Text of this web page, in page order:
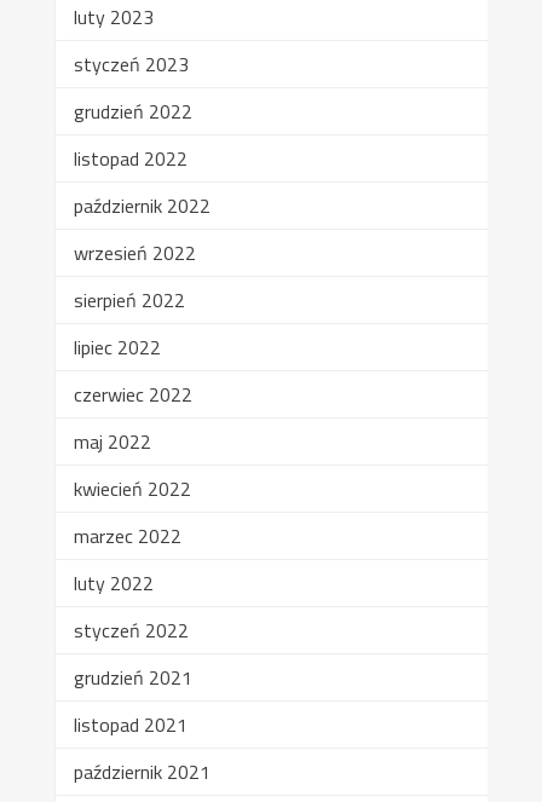
luty 2023
styczeń 2023
grudzień 2022
listopad 2022
październik 2022
wrzesień 2022
sierpień 2022
lipiec 2022
czerwiec 2022
maj 2022
kwiecień 2022
marzec 2022
luty 2022
styczeń 2022
grudzień 2021
listopad 2021
październik 2021